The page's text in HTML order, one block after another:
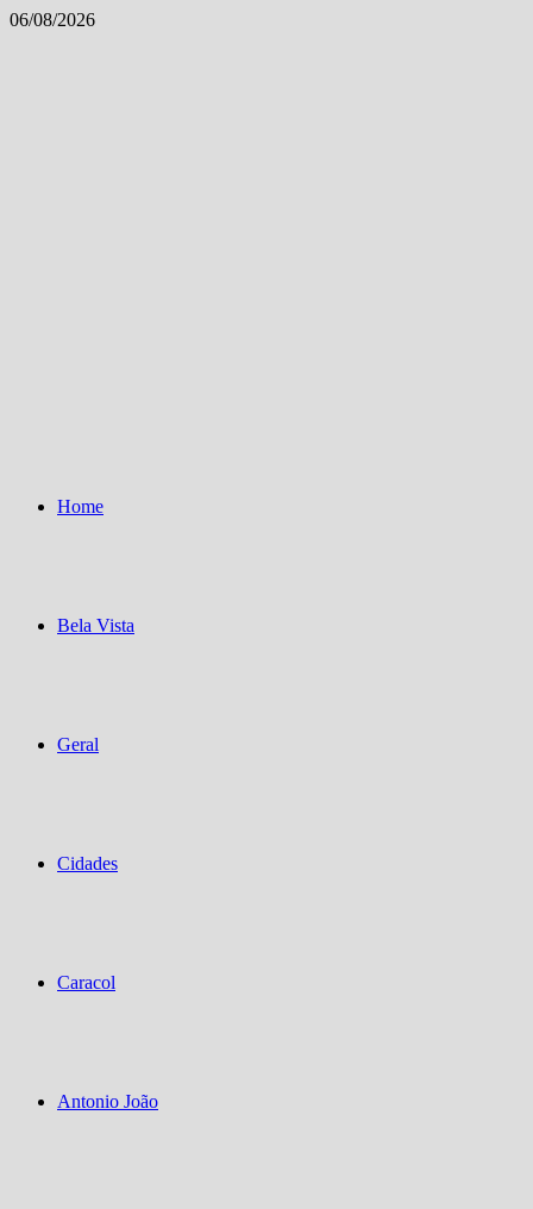
Skip
06/08/2026
Home
Bela Vista
Geral
Cidades
Caracol
Antonio João